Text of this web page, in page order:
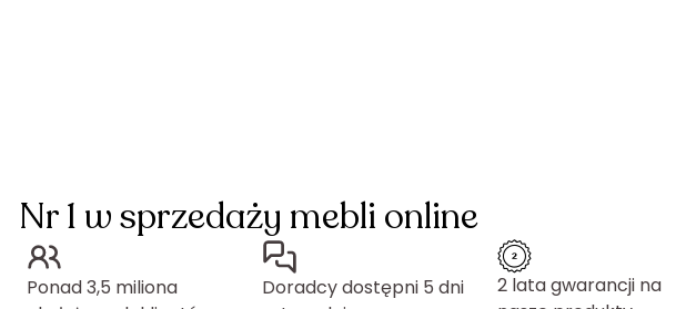
Nr 1 w sprzedaży mebli online
Ponad 3,5 miliona
Doradcy dostępni 5 dni
2 lata gwarancji na